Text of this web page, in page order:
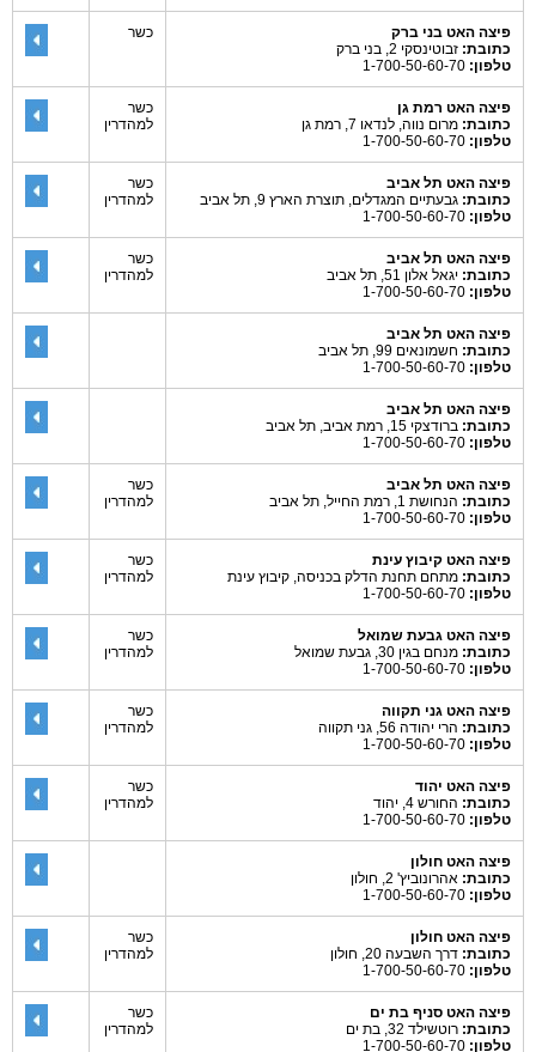
פיצה האט בני ברק
כתובת: זבוטינסקי 2, בני ברק
טלפון:
כשר
פיצה האט רמת גן
כתובת: מרום נווה, לנדאו 7, רמת גן
טלפון:
כשר
למהדרין
פיצה האט תל אביב
כתובת: גבעתיים המגדלים, תוצרת הארץ 9, תל אביב
טלפון:
כשר
למהדרין
פיצה האט תל אביב
כתובת: יגאל אלון 51, תל אביב
טלפון:
כשר
למהדרין
פיצה האט תל אביב
כתובת: חשמונאים 99, תל אביב
טלפון:
פיצה האט תל אביב
כתובת: ברודצקי 15, רמת אביב, תל אביב
טלפון:
פיצה האט תל אביב
כתובת: הנחושת 1, רמת החייל, תל אביב
טלפון:
כשר
למהדרין
פיצה האט קיבוץ עינת
כתובת: מתחם תחנת הדלק בכניסה, קיבוץ עינת
טלפון:
כשר
למהדרין
פיצה האט גבעת שמואל
כתובת: מנחם בגין 30, גבעת שמואל
טלפון:
כשר
למהדרין
פיצה האט גני תקווה
כתובת: הרי יהודה 56, גני תקווה
טלפון:
כשר
למהדרין
פיצה האט יהוד
כתובת: החורש 4, יהוד
טלפון:
כשר
למהדרין
פיצה האט חולון
כתובת: אהרונוביץ' 2, חולון
טלפון:
פיצה האט חולון
כתובת: דרך השבעה 20, חולון
טלפון:
כשר
למהדרין
פיצה האט סניף בת ים
כתובת: רוטשילד 32, בת ים
טלפון:
כשר
למהדרין